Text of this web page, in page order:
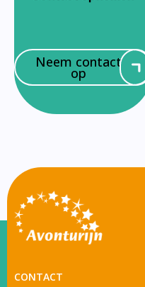
Neem contact
op
CONTACT